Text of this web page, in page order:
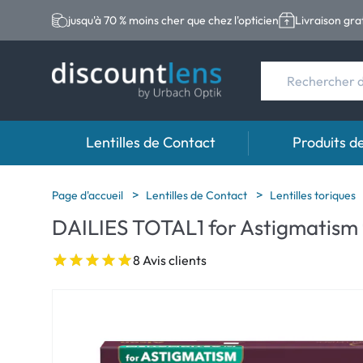
jusqu'à 70 % moins cher que chez l'opticien Livraison
Lentilles de Contact
Marques
Acuvue
Biotrue
Dailies
Catégories
Lentilles
Produits
Marques
Eversee
Opti-Free
Page d'accueil Lentilles de Contact Lentilles toriques
DAILIES TOTAL1 for
8 Avis clients